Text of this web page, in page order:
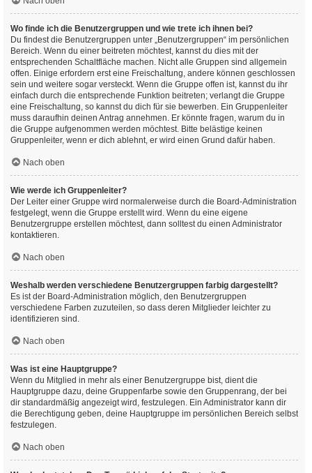
Wo finde ich die Benutzergruppen und wie trete ich ihnen bei?
Du findest die Benutzergruppen unter „Benutzergruppen“ im persönlichen
Bereich. Wenn du einer beitreten möchtest, kannst du dies mit der
entsprechenden Schaltfläche machen. Nicht alle Gruppen sind allgemein
offen. Einige erfordern erst eine Freischaltung, andere können geschlossen
sein und weitere sogar versteckt. Wenn die Gruppe offen ist, kannst du ihr
einfach durch die entsprechende Funktion beitreten; verlangt die Gruppe
eine Freischaltung, so kannst du dich für sie bewerben. Ein Gruppenleiter
muss daraufhin deinen Antrag annehmen. Er könnte fragen, warum du in
die Gruppe aufgenommen werden möchtest. Bitte belästige keinen
Gruppenleiter, wenn er dich ablehnt, er wird einen Grund dafür haben.
Nach oben
Wie werde ich Gruppenleiter?
Der Leiter einer Gruppe wird normalerweise durch die Board-Administration
festgelegt, wenn die Gruppe erstellt wird. Wenn du eine eigene
Benutzergruppe erstellen möchtest, dann solltest du einen Administrator
kontaktieren.
Nach oben
Weshalb werden verschiedene Benutzergruppen farbig dargestellt?
Es ist der Board-Administration möglich, den Benutzergruppen
verschiedene Farben zuzuteilen, so dass deren Mitglieder leichter zu
identifizieren sind.
Nach oben
Was ist eine Hauptgruppe?
Wenn du Mitglied in mehr als einer Benutzergruppe bist, dient die
Hauptgruppe dazu, deine Gruppenfarbe sowie den Gruppenrang, der bei
dir standardmäßig angezeigt wird, festzulegen. Ein Administrator kann dir
die Berechtigung geben, deine Hauptgruppe im persönlichen Bereich selbst
festzulegen.
Nach oben